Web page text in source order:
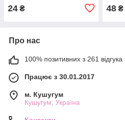
24 ₴ 48₴
Про нас
100% позитивних з 261 відгука
Працює з 30.01.2017
м. Кушугум
Кушугум, Україна